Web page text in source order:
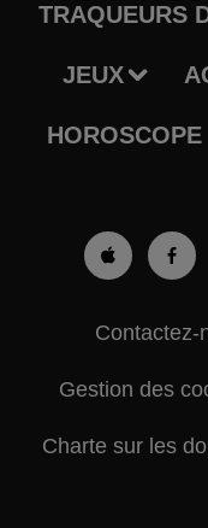
TRAQUEURS
JEUX
HOROSCOPE
Contactez-
Gestion des
Charte sur les